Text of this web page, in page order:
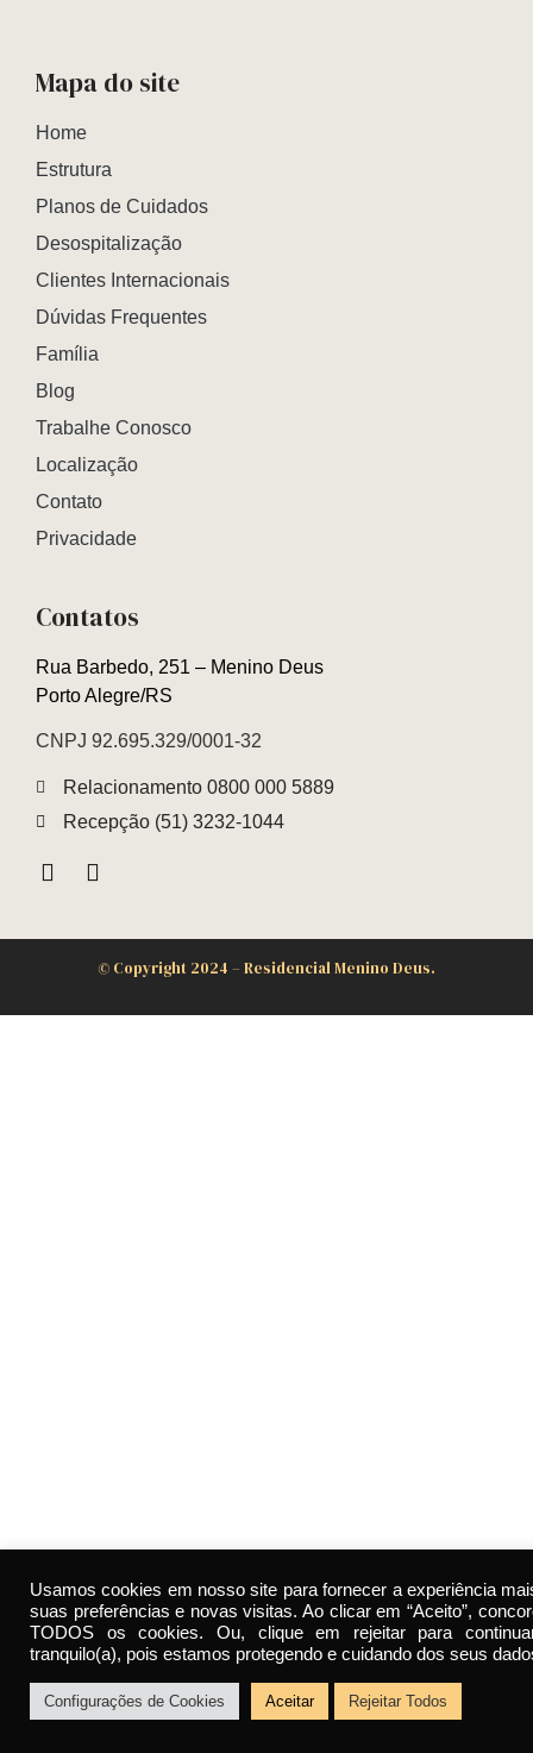
Mapa do site
Home
Estrutura
Planos de Cuidados
Desospitalização
Clientes Internacionais
Dúvidas Frequentes
Família
Blog
Trabalhe Conosco
Localização
Contato
Privacidade
Contatos
Rua Barbedo, 251 – Menino Deus
Porto Alegre/RS
CNPJ 92.695.329/0001-32
Relacionamento 0800 000 5889
Recepção (51) 3232-1044
© Copyright 2024 – Residencial Menino Deus.
Usamos cookies em nosso site para fornecer a experiência
suas preferências e novas visitas. Ao clicar em “Aceito”,
TODOS os cookies. Ou, clique em rejeitar para
tranquilo(a), pois estamos protegendo e cuidando dos seus
Configurações de Cookies Aceitar Rejeitar Todos